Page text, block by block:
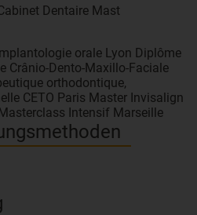
Dentaire Mast
orale Lyon Diplôme
Crânio-Dento-Maxillo-Faciale
orthodontique,
CETO Paris Master Invisalign
Intensif Marseille